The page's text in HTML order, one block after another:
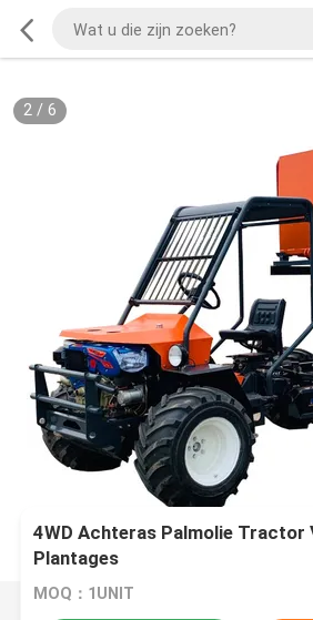
2/ 6
4WD Achteras Palmolie Tractor
Plantages
MOQ：1UNIT